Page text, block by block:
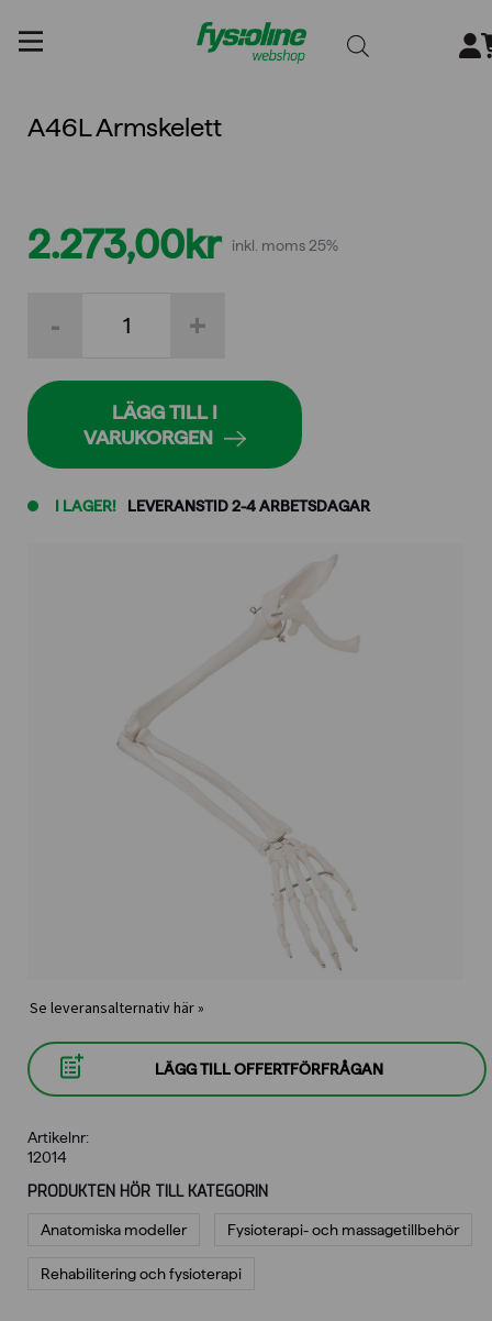
innehållet
A46L Armskelett
2.273,00kr inkl. moms 25%
I LAGER! LEVERANSTID 2-4 ARBETSDAGAR
+
-
LÄGG TILL I
VARUKORGEN
Se leveransalternativ här »
LÄGG TILL OFFERTFÖRFRÅGAN
Artikelnr:
12014
PRODUKTEN HÖR TILL KATEGORIN
Anatomiska modeller Fysioterapi- och massagetillbehör
Rehabilitering och fysioterapi